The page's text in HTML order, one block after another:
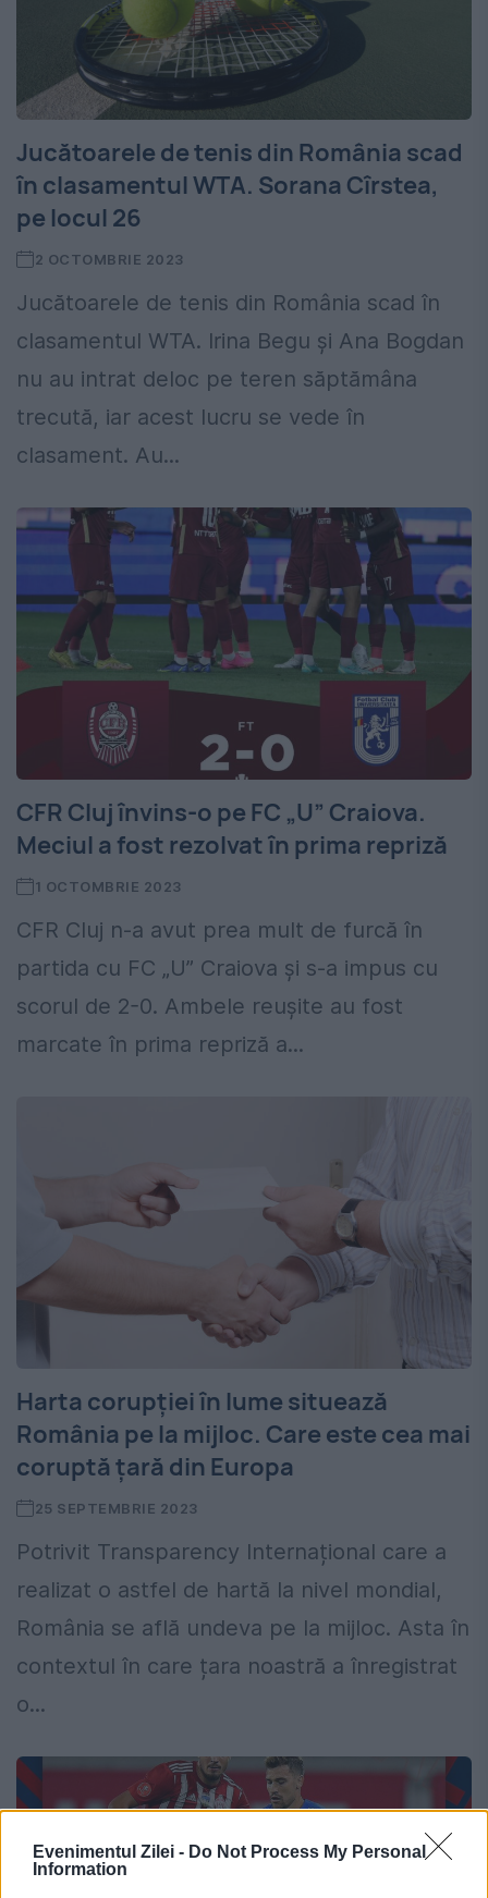
Evenimentul Zilei - Do Not Process My Personal
Information
Jucătoarele de tenis din România scad
în clasamentul WTA. Sorana Cîrstea,
pe locul 26
2 OCTOMBRIE 2023
Jucătoarele de tenis din România scad în
clasamentul WTA. Irina Begu și Ana Bogdan
nu au intrat deloc pe teren săptămâna
trecută, iar acest lucru se vede în
clasament. Au...
CFR Cluj învins-o pe FC „U” Craiova.
Meciul a fost rezolvat în prima repriză
1 OCTOMBRIE 2023
CFR Cluj n-a avut prea mult de furcă în
partida cu FC „U” Craiova și s-a impus cu
scorul de 2-0. Ambele reușite au fost
marcate în prima repriză a...
Harta corupției în lume situează
România pe la mijloc. Care este cea mai
coruptă țară din Europa
25 SEPTEMBRIE 2023
Potrivit Transparency Internațional care a
realizat o astfel de hartă la nivel mondial,
România se află undeva pe la mijloc. Asta în
contextul în care țara noastră a înregistrat
o...